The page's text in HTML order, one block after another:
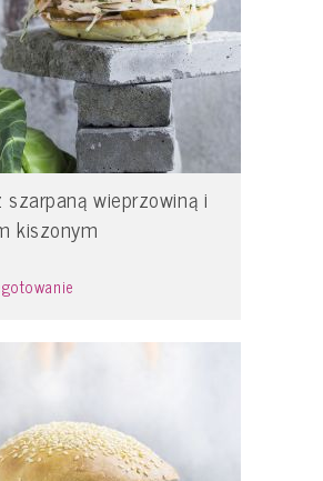
szarpaną wieprzowiną i
kiszonym